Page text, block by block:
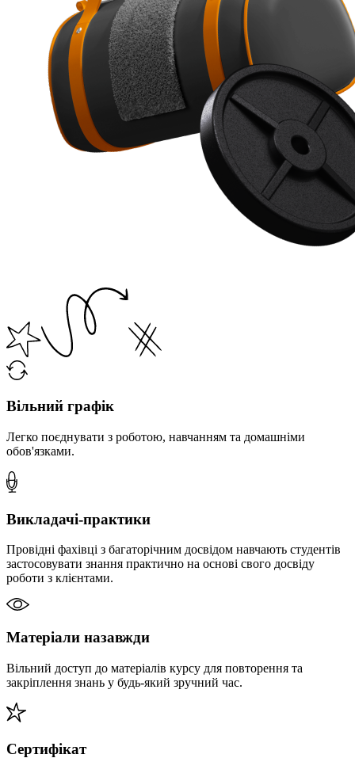
Вільний графік
Легко поєднувати з роботою, навчанням та домашніми
обов'язками.
Викладачі-практики
Провідні фахівці з багаторічним досвідом навчають студентів
застосовувати знання практично на основі свого досвіду
роботи з клієнтами.
Матеріали назавжди
Вільний доступ до матеріалів курсу для повторення та
закріплення знань у будь-який зручний час.
Сертифікат